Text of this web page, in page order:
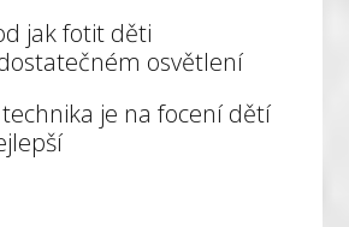
jak fotit děti
osvětlení
technika je na focení dětí